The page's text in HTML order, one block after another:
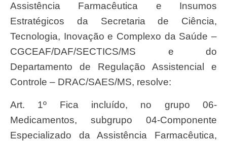
Assistência Farmacêutica e Insumos
Estratégicos da Secretaria de Ciência,
Tecnologia, Inovação e Complexo da Saúde –
CGCEAF/DAF/SECTICS/MS e do
Departamento de Regulação Assistencial e
Controle – DRAC/SAES/MS, resolve:
Art. 1º Fica incluído, no grupo 06-
Medicamentos, subgrupo 04-Componente
Especializado da Assistência Farmacêutica,